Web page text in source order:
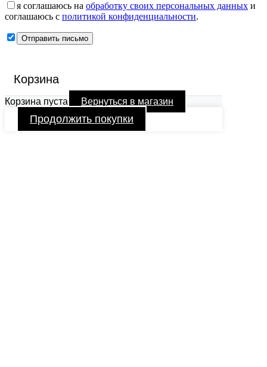
я соглашаюсь на обработку своих персональных данных и
соглашаюсь с политикой конфиденциальности.
Корзина
Корзина пуста Вернуться в магазин
Продолжить покупки